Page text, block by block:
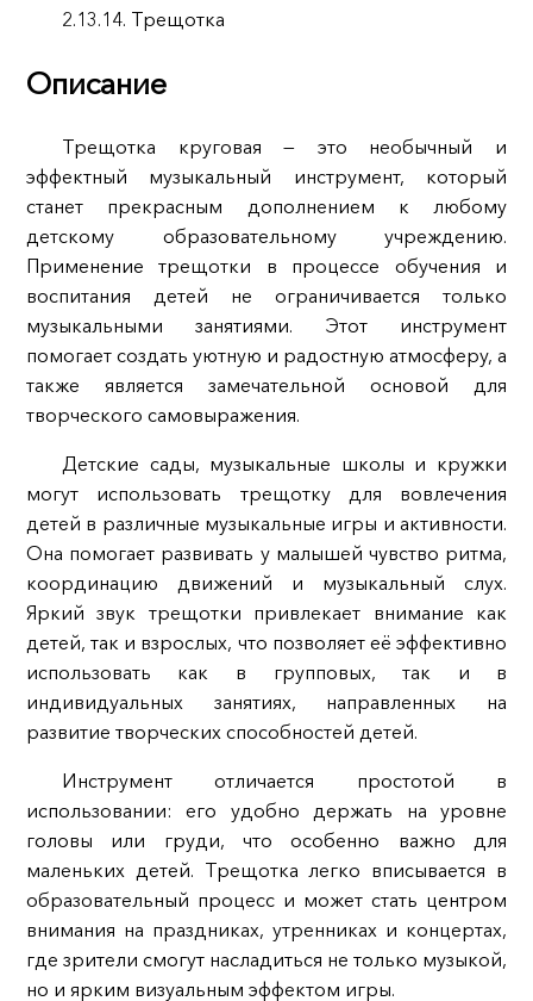
2.13.14. Трещотка
Описание
Трещотка круговая — это необычный и
эффектный музыкальный инструмент, который
станет прекрасным дополнением к любому
детскому образовательному учреждению.
Применение трещотки в процессе обучения и
воспитания детей не ограничивается только
музыкальными занятиями. Этот инструмент
помогает создать уютную и радостную атмосферу, а
также является замечательной основой для
творческого самовыражения.
Детские сады, музыкальные школы и кружки
могут использовать трещотку для вовлечения
детей в различные музыкальные игры и активности.
Она помогает развивать у малышей чувство ритма,
координацию движений и музыкальный слух.
Яркий звук трещотки привлекает внимание как
детей, так и взрослых, что позволяет её эффективно
использовать как в групповых, так и в
индивидуальных занятиях, направленных на
развитие творческих способностей детей.
Инструмент отличается простотой в
использовании: его удобно держать на уровне
головы или груди, что особенно важно для
маленьких детей. Трещотка легко вписывается в
образовательный процесс и может стать центром
внимания на праздниках, утренниках и концертах,
где зрители смогут насладиться не только музыкой,
но и ярким визуальным эффектом игры.